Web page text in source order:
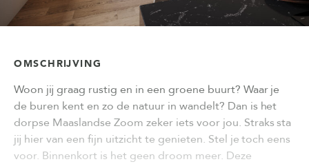
OMSCHRIJVING
Woon jij graag rustig en in een groene buurt? Waar je
de buren kent en zo de natuur in wandelt? Dan is het
dorpse Maaslandse Zoom zeker iets voor jou. Straks sta
jij hier van een fijn uitzicht te genieten. Stel je toch eens
voor. Binnenkort is het geen droom meer. Deze